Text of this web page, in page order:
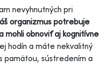
nevyhnutných pri
organizmus potrebuje
obnoviť aj kognitívne
hodín a máte nekvalitný
pamätou, sústredením a